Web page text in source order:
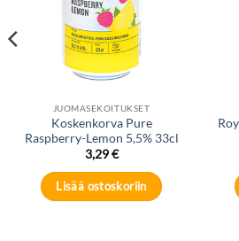
JUOMASEKOITUKSET
Koskenkorva Pure
Raspberry-Lemon 5,5% 33cl
3,29€
Lisää ostoskoriin